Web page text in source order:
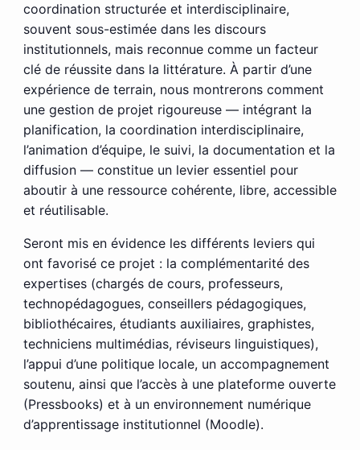
coordination structurée et interdisciplinaire,
souvent sous-estimée dans les discours
institutionnels, mais reconnue comme un facteur
clé de réussite dans la littérature. À partir d’une
expérience de terrain, nous montrerons comment
une gestion de projet rigoureuse — intégrant la
planification, la coordination interdisciplinaire,
l’animation d’équipe, le suivi, la documentation et la
diffusion — constitue un levier essentiel pour
aboutir à une ressource cohérente, libre, accessible
et réutilisable.
Seront mis en évidence les différents leviers qui
ont favorisé ce projet : la complémentarité des
expertises (chargés de cours, professeurs,
technopédagogues, conseillers pédagogiques,
bibliothécaires, étudiants auxiliaires, graphistes,
techniciens multimédias, réviseurs linguistiques),
l’appui d’une politique locale, un accompagnement
soutenu, ainsi que l’accès à une plateforme ouverte
(Pressbooks) et à un environnement numérique
d’apprentissage institutionnel (Moodle).